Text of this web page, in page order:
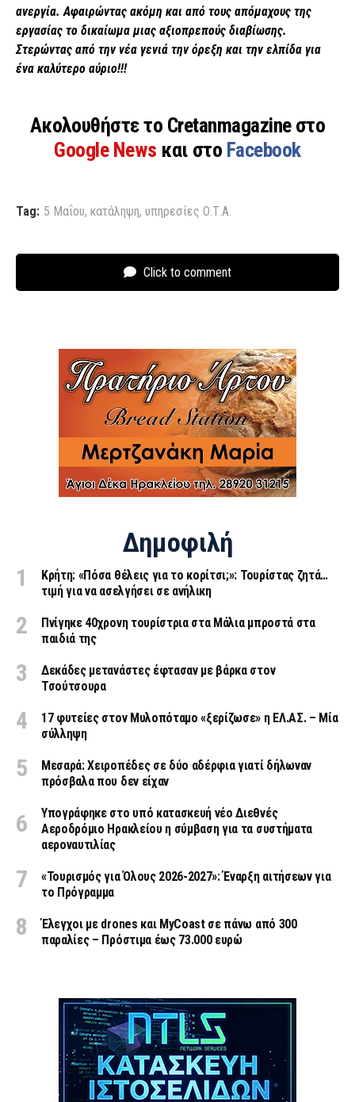
ανεργία. Αφαιρώντας ακόμη και από τους απόμαχους της
εργασίας το δικαίωμα μιας αξιοπρεπούς διαβίωσης.
Στερώντας από την νέα γενιά την όρεξη και την ελπίδα για
ένα καλύτερο αύριο!!!
Ακολουθήστε το Cretanmagazine στο
Google News και στο Facebook
Tag: 5 Μαΐου, κατάληψη, υπηρεσίες Ο.Τ.Α.
Click to comment
Δημοφιλή
Κρήτη: «Πόσα θέλεις για το κορίτσι;»: Τουρίστας ζητά…
τιμή για να ασελγήσει σε ανήλικη
Πνίγηκε 40χρονη τουρίστρια στα Μάλια μπροστά στα
παιδιά της
Δεκάδες μετανάστες έφτασαν με βάρκα στον
Τσούτσουρα
17 φυτείες στον Μυλοπόταμο «ξερίζωσε» η ΕΛ.ΑΣ. – Μία
σύλληψη
Μεσαρά: Χειροπέδες σε δύο αδέρφια γιατί δήλωναν
πρόσβαλα που δεν είχαν
Υπογράφηκε στο υπό κατασκευή νέο Διεθνές
Αεροδρόμιο Ηρακλείου η σύμβαση για τα συστήματα
αεροναυτιλίας
«Τουρισμός για Όλους 2026-2027»: Έναρξη αιτήσεων για
το Πρόγραμμα
Έλεγχοι με drones και MyCoast σε πάνω από 300
παραλίες – Πρόστιμα έως 73.000 ευρώ